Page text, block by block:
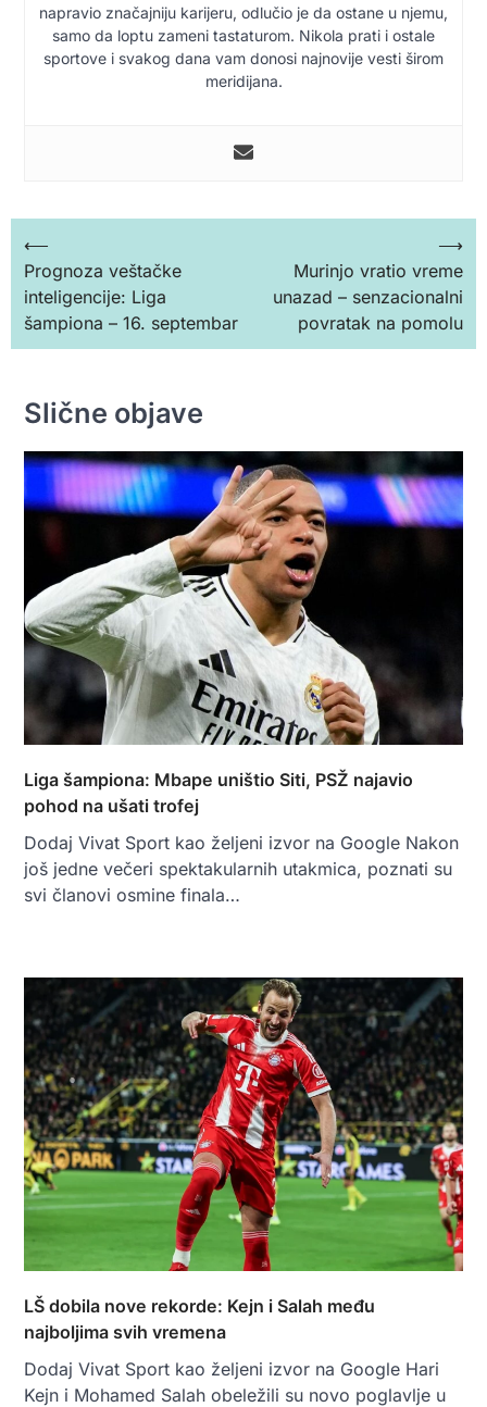
napravio značajniju karijeru, odlučio je da ostane u njemu,
samo da loptu zameni tastaturom. Nikola prati i ostale
sportove i svakog dana vam donosi najnovije vesti širom
meridijana.
Кретање
чланка
⟵
Prognoza veštačke
inteligencije: Liga
šampiona – 16. septembar
Murinjo vratio vreme
unazad – senzacionalni
povratak na pomolu
⟶
Slične objave
Liga šampiona: Mbape uništio Siti, PSŽ najavio
pohod na ušati trofej
Dodaj Vivat Sport kao željeni izvor na Google Nakon
još jedne večeri spektakularnih utakmica, poznati su
svi članovi osmine finala…
LŠ dobila nove rekorde: Kejn i Salah među
najboljima svih vremena
Dodaj Vivat Sport kao željeni izvor na Google Hari
Kejn i Mohamed Salah obeležili su novo poglavlje u